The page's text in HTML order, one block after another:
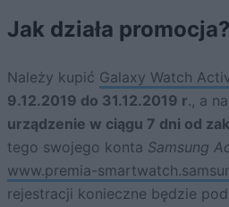
Jak działa promocja?
Należy kupić Galaxy Watch
9.12.2019 do 31.12.2019 r., a
urządzenie w ciągu 7 dni od
tego swojego konta Samsung
www.premia-
rejestracji konieczne będzie